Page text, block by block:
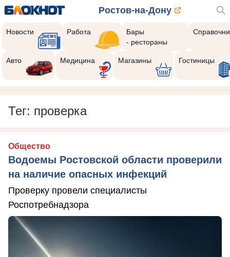
Ростов-на-Дону
Новости Работа
Бары
- рестораны
Авто Медицина Магазины Гостиницы
Тег: проверка
Общество
Водоемы Ростовской области проверили
на наличие опасных инфекций
Проверку провели специалисты
Роспотребнадзора